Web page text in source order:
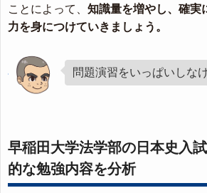
ことによって、 知識量を増やし、確実
力を身につけていきましょう。
問題演習をいっぱいしな
早稲田大学法学部の日本史入
的な勉強内容を分析